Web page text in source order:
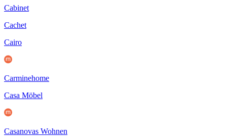
Cabinet
Cachet
Cairo
Carminehome
Casa Möbel
Casanovas Wohnen